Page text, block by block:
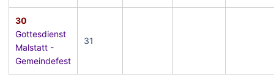
30
Gottesdienst
Malstatt -
Gemeindefest
31